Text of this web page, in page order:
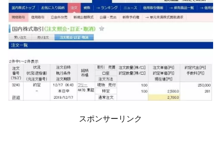
スポンサーリンク